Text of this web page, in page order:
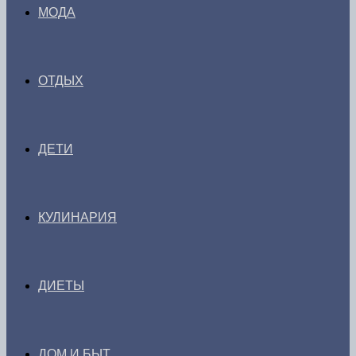
МОДА
ОТДЫХ
ДЕТИ
КУЛИНАРИЯ
ДИЕТЫ